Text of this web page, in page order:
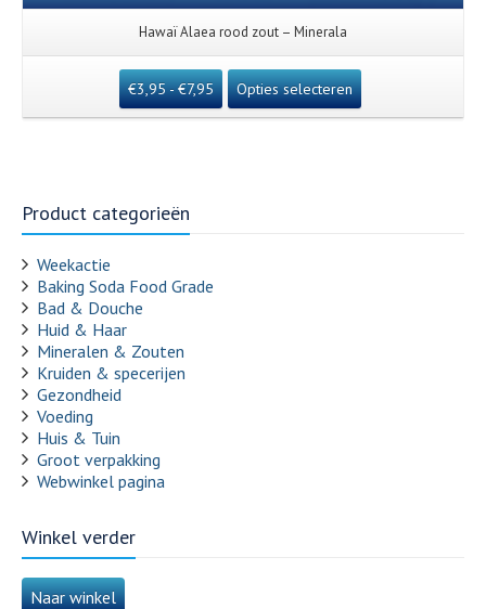
Hawaï Alaea rood zout – Minerala
€3,95- €7,95 Opties selecteren
Product categorieën
Weekactie
Baking Soda Food Grade
Bad & Douche
Huid & Haar
Mineralen & Zouten
Kruiden & specerijen
Gezondheid
Voeding
Huis & Tuin
Groot verpakking
Webwinkel pagina
Winkel verder
Naar winkel